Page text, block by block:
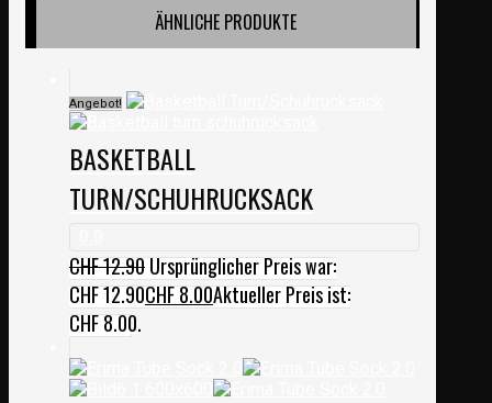
ÄHNLICHE PRODUKTE
Angebot!
BASKETBALL
TURN/SCHUHRUCKSACK
CHF12.90Ursprünglicher Preis war:
CHF 12.90CHF8.00Aktueller Preis ist:
CHF 8.00.